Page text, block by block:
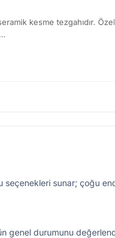
kesme tezgahıdır.
seçenekleri sunar; çoğu
durumunu